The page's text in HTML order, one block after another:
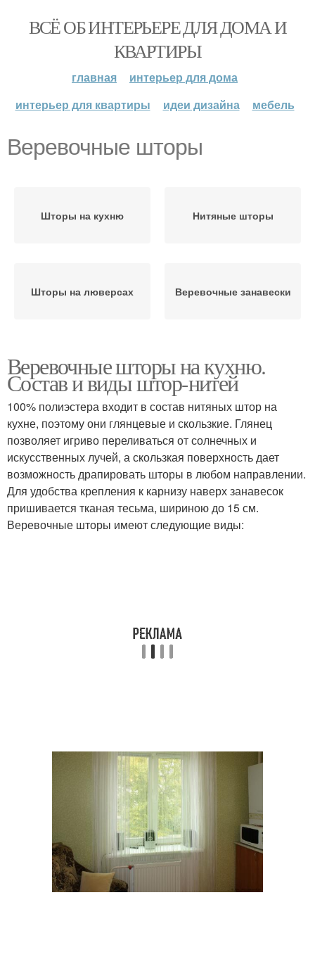
ВСЁ ОБ ИНТЕРЬЕРЕ ДЛЯ ДОМА И
КВАРТИРЫ
главная
интерьер для дома
интерьер для квартиры
идеи дизайна мебель
Веревочные шторы
Шторы на кухню Нитяные шторы
Шторы на люверсах Веревочные занавески
Веревочные шторы на кухню.
Состав и виды штор-нитей
100% полиэстера входит в состав нитяных штор на
кухне, поэтому они глянцевые и скользкие. Глянец
позволяет игриво переливаться от солнечных и
искусственных лучей, а скользкая поверхность дает
возможность драпировать шторы в любом направлении.
Для удобства крепления к карнизу наверх занавесок
пришивается тканая тесьма, шириною до 15 см.
Веревочные шторы имеют следующие виды: